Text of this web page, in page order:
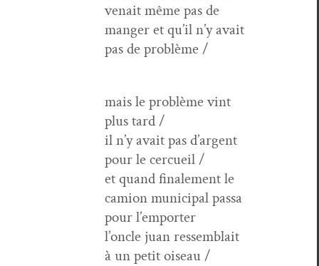
ve­nait même pas de
manger et qu’il n’y avait
pas de problème /
mais le prob­lème vint
plus tard /
il n’y avait pas d’argent
pour le cercueil /
et quand finale­ment le
camion munic­i­pal pas­sa
pour l’emporter
l’oncle juan ressem­blait
à un petit oiseau /